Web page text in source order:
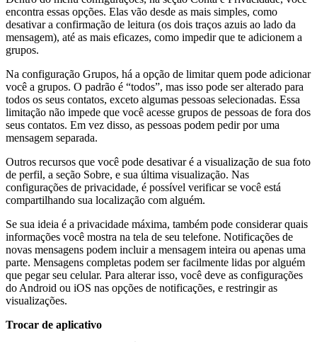
encontra essas opções. Elas vão desde as mais simples, como
desativar a confirmação de leitura (os dois traços azuis ao lado da
mensagem), até as mais eficazes, como impedir que te adicionem a
grupos.
Na configuração Grupos, há a opção de limitar quem pode adicionar
você a grupos. O padrão é “todos”, mas isso pode ser alterado para
todos os seus contatos, exceto algumas pessoas selecionadas. Essa
limitação não impede que você acesse grupos de pessoas de fora dos
seus contatos. Em vez disso, as pessoas podem pedir por uma
mensagem separada.
Outros recursos que você pode desativar é a visualização de sua foto
de perfil, a seção Sobre, e sua última visualização. Nas
configurações de privacidade, é possível verificar se você está
compartilhando sua localização com alguém.
Se sua ideia é a privacidade máxima, também pode considerar quais
informações você mostra na tela de seu telefone. Notificações de
novas mensagens podem incluir a mensagem inteira ou apenas uma
parte. Mensagens completas podem ser facilmente lidas por alguém
que pegar seu celular. Para alterar isso, você deve as configurações
do Android ou iOS nas opções de notificações, e restringir as
visualizações.
Trocar de aplicativo